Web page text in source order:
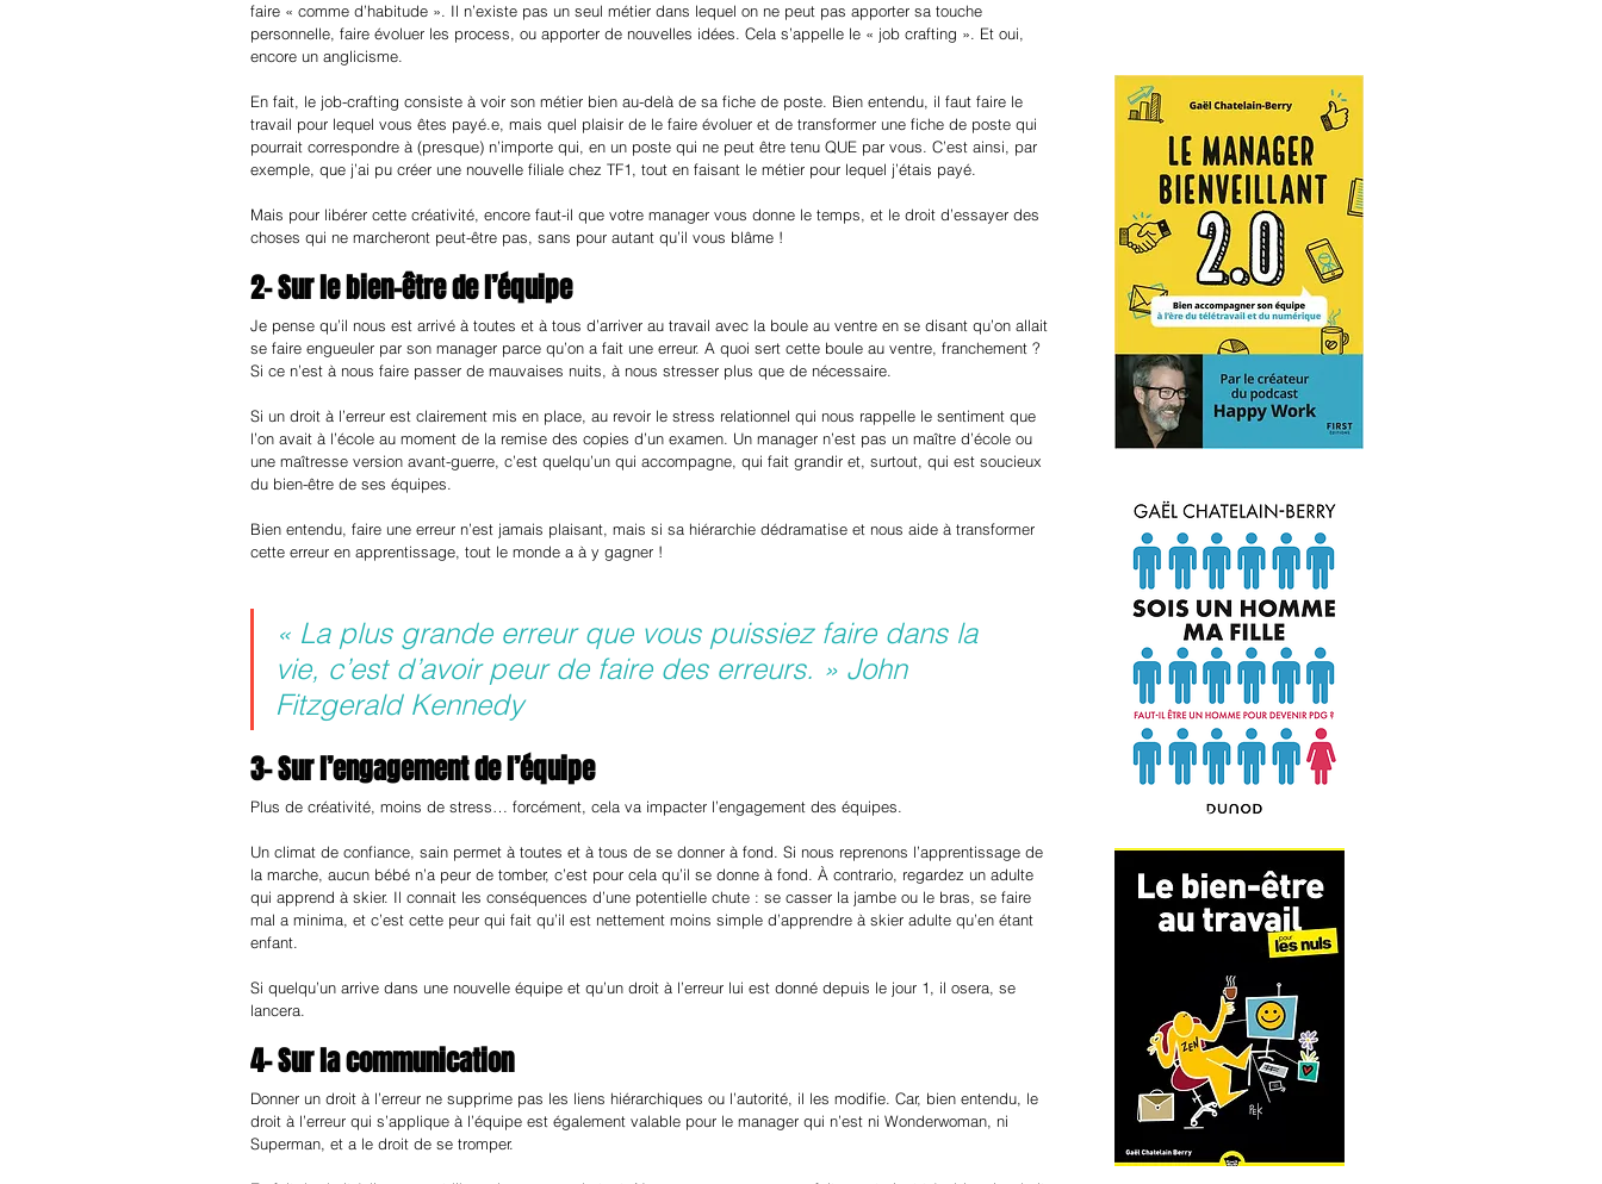
faire « comme d’habitude ». Il n’existe pas un seul métier dans lequel on ne peut pas apporter sa touche
personnelle, faire évoluer les process, ou apporter de nouvelles idées. Cela s’appelle le « job crafting ». Et oui,
encore un anglicisme.
En fait, le job-crafting consiste à voir son métier bien au-delà de sa fiche de poste. Bien entendu, il faut faire le
travail pour lequel vous êtes payé.e, mais quel plaisir de le faire évoluer et de transformer une fiche de poste qui
pourrait correspondre à (presque) n’importe qui, en un poste qui ne peut être tenu QUE par vous. C’est ainsi, par
exemple, que j’ai pu créer une nouvelle filiale chez TF1, tout en faisant le métier pour lequel j’étais payé.
Mais pour libérer cette créativité, encore faut-il que votre manager vous donne le temps, et le droit d’essayer des
choses qui ne marcheront peut-être pas, sans pour autant qu’il vous blâme !
2- Sur le bien-être de l’équipe
Je pense qu’il nous est arrivé à toutes et à tous d’arriver au travail avec la boule au ventre en se disant qu’on allait
se faire engueuler par son manager parce qu’on a fait une erreur. A quoi sert cette boule au ventre, franchement ?
Si ce n’est à nous faire passer de mauvaises nuits, à nous stresser plus que de nécessaire.
Si un droit à l’erreur est clairement mis en place, au revoir le stress relationnel qui nous rappelle le sentiment que
l’on avait à l’école au moment de la remise des copies d’un examen. Un manager n’est pas un maître d’école ou
une maîtresse version avant-guerre, c’est quelqu’un qui accompagne, qui fait grandir et, surtout, qui est soucieux
du bien-être de ses équipes.
Bien entendu, faire une erreur n’est jamais plaisant, mais si sa hiérarchie dédramatise et nous aide à transformer
cette erreur en apprentissage, tout le monde a à y gagner !
« La plus grande erreur que vous puissiez faire dans la
vie, c’est d’avoir peur de faire des erreurs. » John
Fitzgerald Kennedy
3- Sur l’engagement de l’équipe
Plus de créativité, moins de stress… forcément, cela va impacter l’engagement des équipes.
Un climat de confiance, sain permet à toutes et à tous de se donner à fond. Si nous reprenons l’apprentissage de
la marche, aucun bébé n’a peur de tomber, c’est pour cela qu’il se donne à fond. À contrario, regardez un adulte
qui apprend à skier. Il connait les conséquences d’une potentielle chute : se casser la jambe ou le bras, se faire
mal a minima, et c’est cette peur qui fait qu’il est nettement moins simple d’apprendre à skier adulte qu’en étant
enfant.
Si quelqu’un arrive dans une nouvelle équipe et qu’un droit à l’erreur lui est donné depuis le jour 1, il osera, se
lancera.
4- Sur la communication
Donner un droit à l’erreur ne supprime pas les liens hiérarchiques ou l’autorité, il les modifie. Car, bien entendu, le
droit à l’erreur qui s’applique à l’équipe est également valable pour le manager qui n’est ni Wonderwoman, ni
Superman, et a le droit de se tromper.